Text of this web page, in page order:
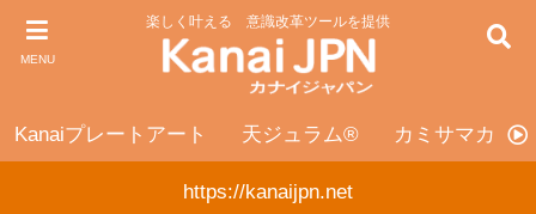
MENU
楽しく叶える 意識改革ツールを提供
Kanaiプレートアート 天ジュラム® カミサマカン
https://kanaijpn.net